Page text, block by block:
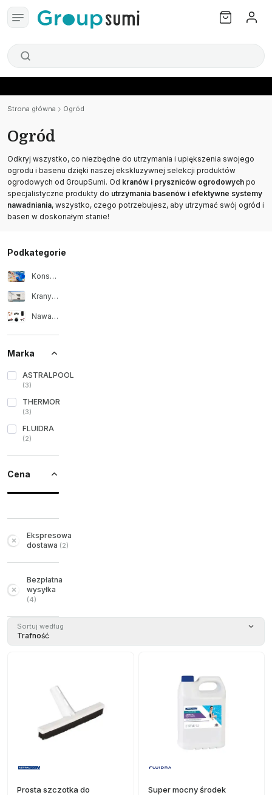
Strona główna Ogród
Ogród
Odkryj wszystko, co niezbędne do utrzymania i upiększenia swojego
ogrodu i basenu dzięki naszej ekskluzywnej selekcji produktów
ogrodowych od GroupSumi. Od kranów i pryszniców ogrodowych po
specjalistyczne produkty do utrzymania basenów i efektywne systemy
nawadniania, wszystko, czego potrzebujesz, aby utrzymać swój ogród i
basen w doskonałym stanie!
Podkategorie
Konserwacja basenu
Krany i prysznice ogrodowe
Nawadnianie
Marka
ASTRALPOOL
(3)
THERMOR
(3)
FLUIDRA
(2)
Cena
Ekspresowa
dostawa (2)
Bezpłatna
wysyłka
(4)
Sortuj według
Trafność
Prosta szczotka do
Super mocny środek